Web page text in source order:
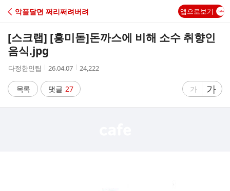
C
A
악플달면 쩌리쩌려버려 앱으로보기
[스크랩] [흥미돋]돈까스에 비해 소수 취향인
음식.jpg
작
자
다정한인팁
작
시
간
26.04.07
조
수
24,222
목록 댓글 27
글
가
글
자
가